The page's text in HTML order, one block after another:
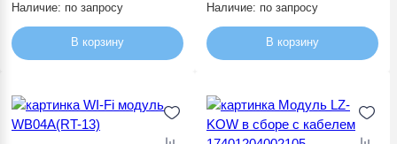
Наличие: по запросу
В корзину
Наличие: по запросу
В корзину